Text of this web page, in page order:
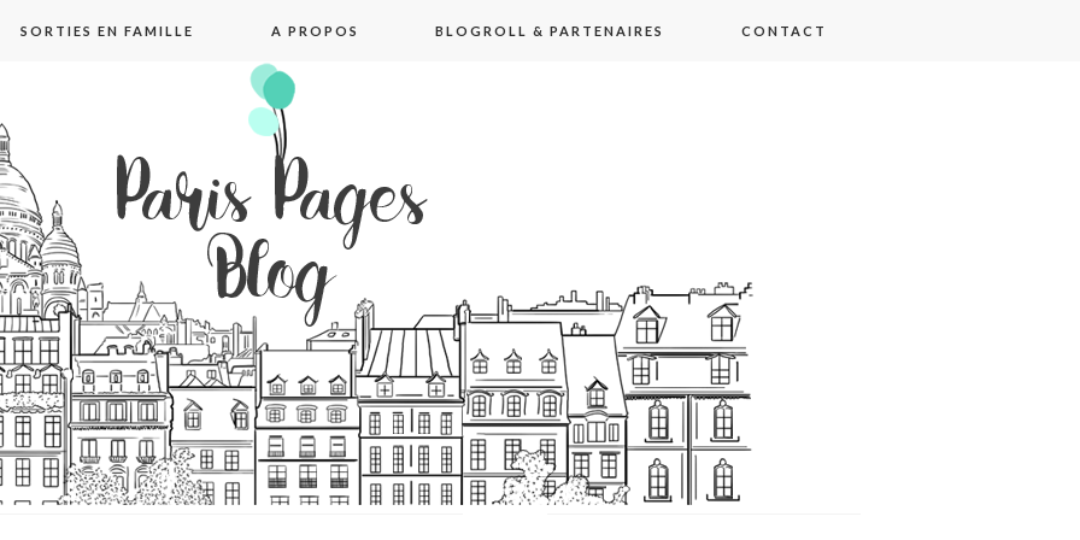
SORTIES EN FAMILLE A PROPOS BLOGROLL & PARTENAIRES CONTACT
blog